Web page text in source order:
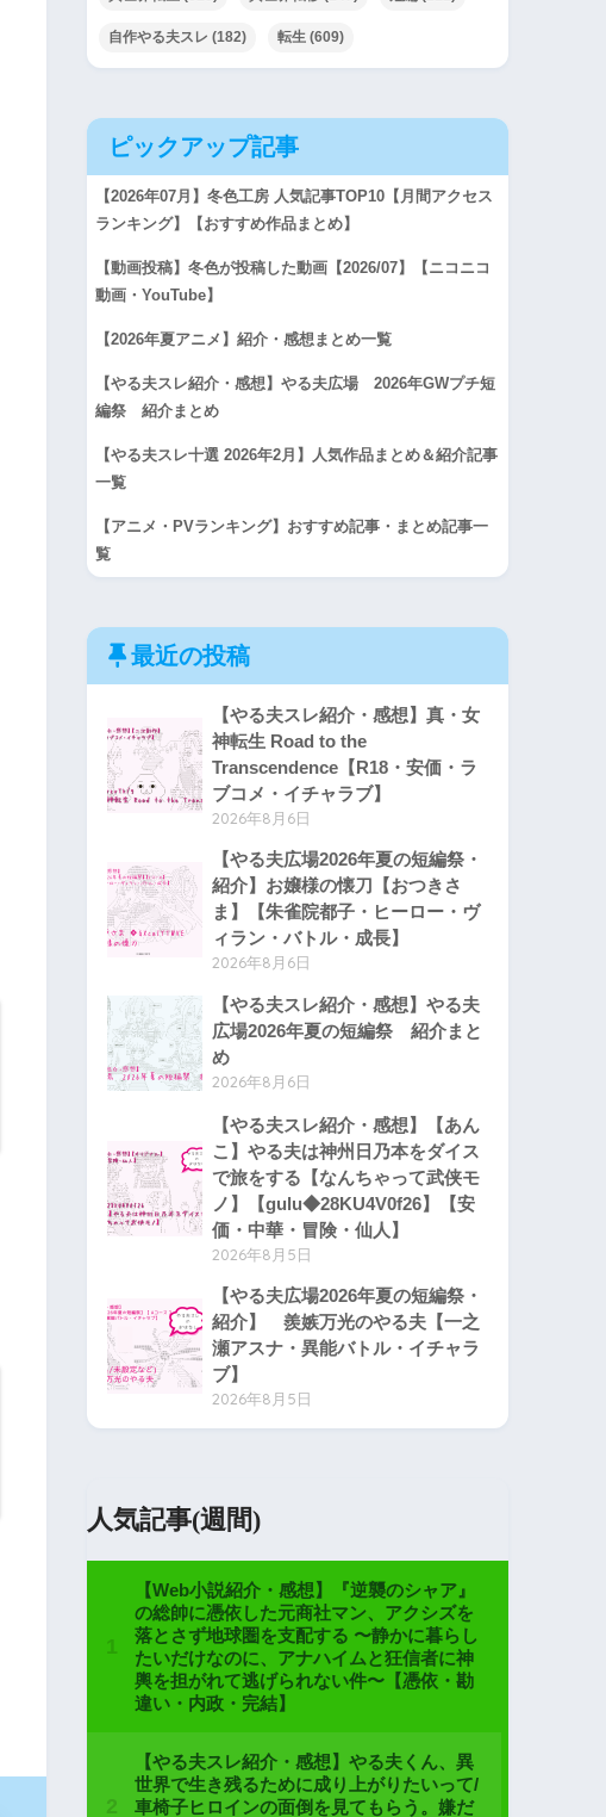
自作やる夫スレ (182) 転生 (609)
ピックアップ記事
【2026年07月】冬色工房 人気記事TOP10【月間アクセス
ランキング】【おすすめ作品まとめ】
【動画投稿】冬色が投稿した動画【2026/07】【ニコニコ
動画・YouTube】
【2026年夏アニメ】紹介・感想まとめ一覧
【やる夫スレ紹介・感想】やる夫広場 2026年GWプチ短
編祭 紹介まとめ
【やる夫スレ十選 2026年2月】人気作品まとめ＆紹介記事
一覧
【アニメ・PVランキング】おすすめ記事・まとめ記事一
覧
最近の投稿
【やる夫スレ紹介・感想】真・女
神転生 Road to the
Transcendence【R18・安価・ラ
ブコメ・イチャラブ】
2026年8月6日
【やる夫広場2026年夏の短編祭・
紹介】お嬢様の懐刀【おつきさ
ま】【朱雀院都子・ヒーロー・ヴ
ィラン・バトル・成長】
2026年8月6日
【やる夫スレ紹介・感想】やる夫
広場2026年夏の短編祭 紹介まと
め
2026年8月6日
【やる夫スレ紹介・感想】【あん
こ】やる夫は神州日乃本をダイス
で旅をする【なんちゃって武侠モ
ノ】【gulu◆28KU4V0f26】【安
価・中華・冒険・仙人】
2026年8月5日
【やる夫広場2026年夏の短編祭・
紹介】 羨嫉万光のやる夫【一之
瀬アスナ・異能バトル・イチャラ
ブ】
2026年8月5日
人気記事(週間)